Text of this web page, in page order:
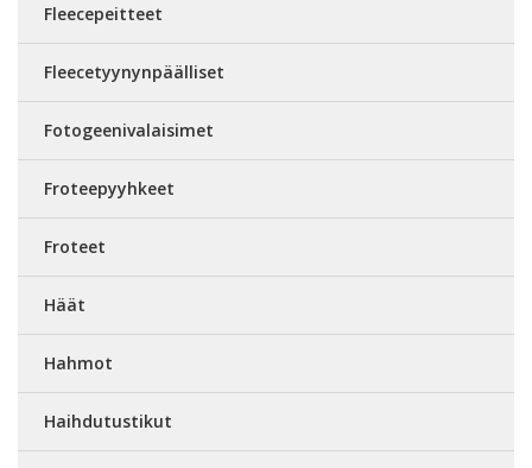
Fleecepeitteet
Fleecetyynynpäälliset
Fotogeenivalaisimet
Froteepyyhkeet
Froteet
Häät
Hahmot
Haihdutustikut